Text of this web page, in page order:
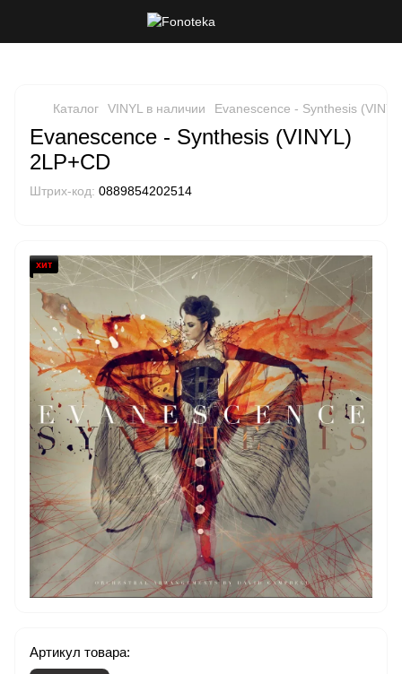
Каталог VINYL в наличии Evanescence - Synthesis
Evanescence - Synthesis (VINYL)
2LP+CD
Штрих-код: 0889854202514
хит
Артикул товара: